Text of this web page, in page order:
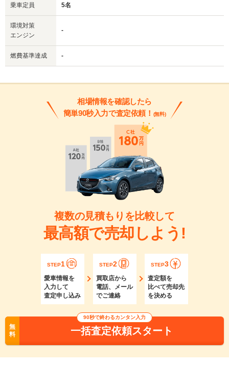
乗車定員 5名
環境対策
エンジン
-
燃費基準達成 -
相場情報を確認したら
簡単90秒入力で査定依頼！ (無料)
複数の見積もりを比較して
最高額で売却しよう!
STEP1
愛車情報を
入力して
査定申し込み
STEP2
買取店から
電話、メール
でご連絡
STEP3
査定額を
比べて売却先
を決める
無
料
90秒で終わるカンタン入力
一括査定依頼スタート